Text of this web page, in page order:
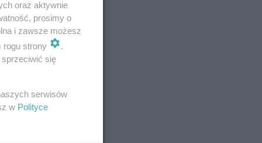
oraz aktywnie
prosimy o
i zawsze możesz
rogu strony
.
się
serwisów
w Polityce